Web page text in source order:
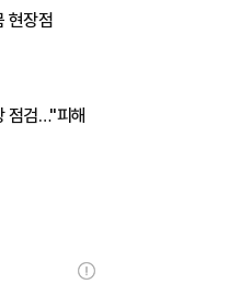
현장점
점검…"피해